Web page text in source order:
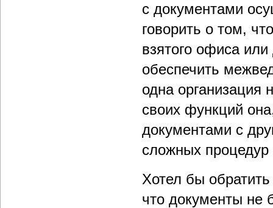
с документами
говорить о том,
взятого офиса
обеспечить
одна организация
своих функций
документами с
сложных процедур
Хотел бы
что документы не